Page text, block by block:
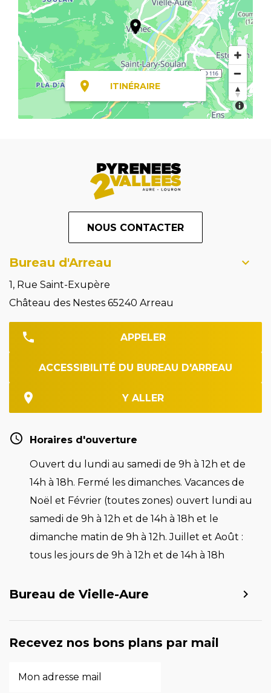
ITINÉRAIRE
NOUS CONTACTER
Bureau d'Arreau
1, Rue Saint-Exupère
Château des Nestes 65240 Arreau
APPELER
ACCESSIBILITÉ DU BUREAU D'ARREAU
Y ALLER
Horaires d'ouverture
Ouvert du lundi au samedi de 9h à 12h et de
14h à 18h. Fermé les dimanches. Vacances de
Noël et Février (toutes zones) ouvert lundi au
samedi de 9h à 12h et de 14h à 18h et le
dimanche matin de 9h à 12h. Juillet et Août :
tous les jours de 9h à 12h et de 14h à 18h
Bureau de Vielle-Aure
Recevez nos bons plans par mail